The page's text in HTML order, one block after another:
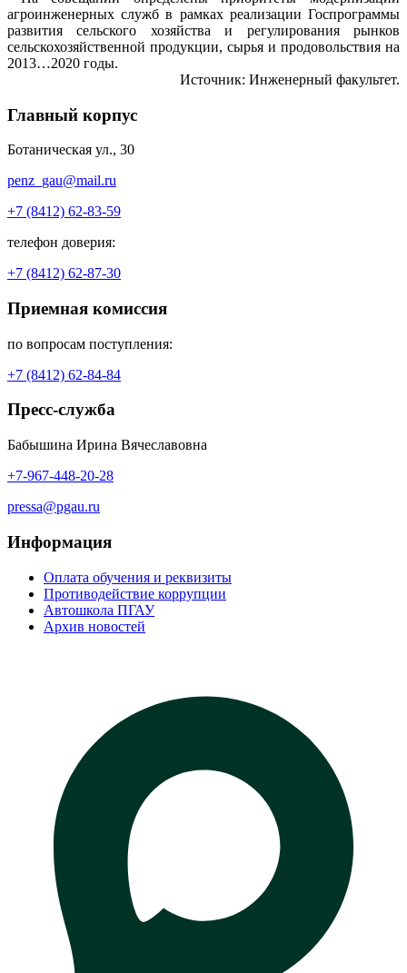
агроинженерных служб в рамках реализации Госпрограммы
развития сельского хозяйства и регулирования рынков
сельскохозяйственной продукции, сырья и продовольствия на
2013…2020 годы.
Источник: Инженерный факультет.
Главный корпус
Ботаническая ул., 30
penz_gau@mail.ru
+7 (8412) 62-83-59
телефон доверия:
+7 (8412) 62-87-30
Приемная комиссия
по вопросам поступления:
+7 (8412) 62-84-84
Пресс-служба
Бабышина Ирина Вячеславовна
+7-967-448-20-28
pressa@pgau.ru
Информация
Оплата обучения и реквизиты
Противодействие коррупции
Автошкола ПГАУ
Архив новостей